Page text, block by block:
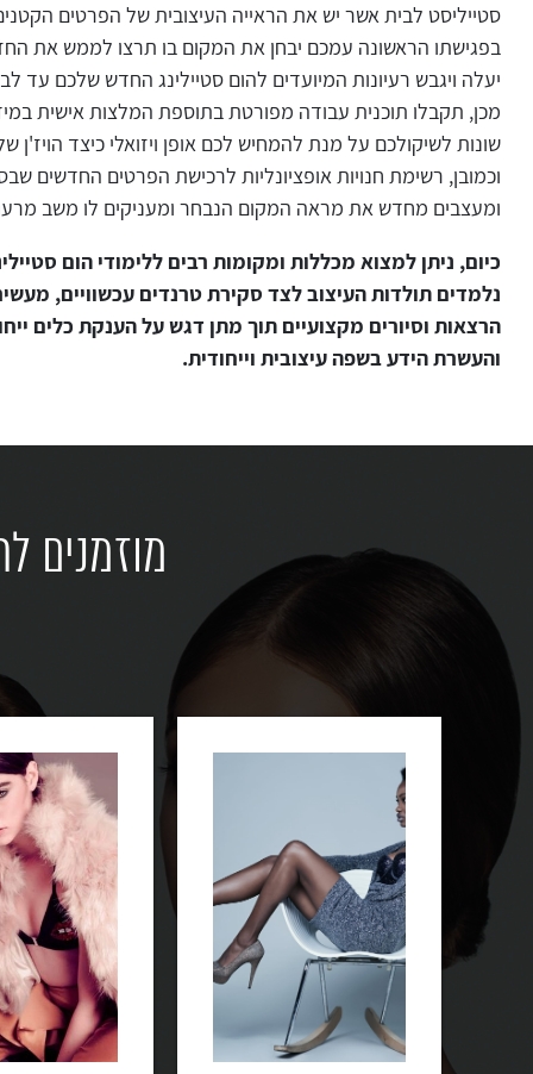
סטייליסט לבית אשר יש את הראייה העיצובית של הפרטים
בפגישתו הראשונה עמכם יבחן את המקום בו תרצו לממש את
יעלה ויגבש רעיונות המיועדים להום סטיילינג החדש שלכם
מכן, תקבלו תוכנית עבודה מפורטת בתוספת המלצות אישית במידה
שונות לשיקולכם על מנת להמחיש לכם אופן ויזואלי כיצד הויז'ן
וכמובן, רשימת חנויות אופציונליות לרכישת הפרטים החדשים
ומעצבים מחדש את מראה המקום הנבחר ומעניקים לו משב
כיום, ניתן למצוא מכללות ומקומות רבים ללימודי הום
נלמדים תולדות העיצוב לצד סקירת טרנדים עכשוויים,
הרצאות וסיורים מקצועיים תוך מתן דגש על הענקת כלים
והעשרת הידע בשפה עיצובית וייחודית.
מוזמנים